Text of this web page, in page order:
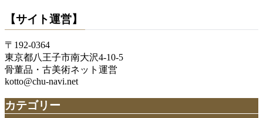
【サイト運営】
〒192-0364
東京都八王子市南大沢4-10-5
骨董品・古美術ネット運営
kotto@chu-navi.net
カテゴリー